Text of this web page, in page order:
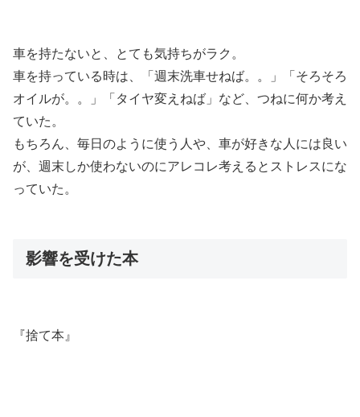
車を持たないと、とても気持ちがラク。
車を持っている時は、「週末洗車せねば。。」「そろそろ
オイルが。。」「タイヤ変えねば」など、つねに何か考え
ていた。
もちろん、毎日のように使う人や、車が好きな人には良い
が、週末しか使わないのにアレコレ考えるとストレスにな
っていた。
影響を受けた本
『捨て本』